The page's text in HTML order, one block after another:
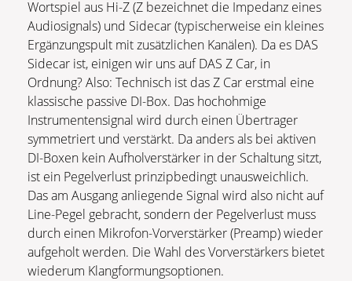
Wortspiel aus Hi-Z (Z bezeichnet die Impedanz eines
Audiosignals) und Sidecar (typischerweise ein kleines
Ergänzungspult mit zusätzlichen Kanälen). Da es DAS
Sidecar ist, einigen wir uns auf DAS Z Car, in
Ordnung? Also: Technisch ist das Z Car erstmal eine
klassische passive DI-Box. Das hochohmige
Instrumentensignal wird durch einen Übertrager
symmetriert und verstärkt. Da anders als bei aktiven
DI-Boxen kein Aufholverstärker in der Schaltung sitzt,
ist ein Pegelverlust prinzipbedingt unausweichlich.
Das am Ausgang anliegende Signal wird also nicht auf
Line-Pegel gebracht, sondern der Pegelverlust muss
durch einen Mikrofon-Vorverstärker (Preamp) wieder
aufgeholt werden. Die Wahl des Vorverstärkers bietet
wiederum Klangformungsoptionen.